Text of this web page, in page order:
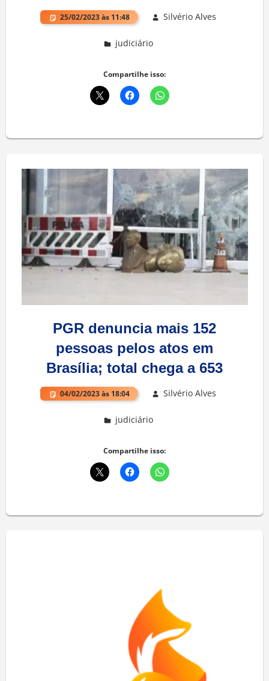
25/02/2023 às 11:48 Silvério Alves
judiciário
Compartilhe isso:
PGR denuncia mais 152
pessoas pelos atos em
Brasília; total chega a 653
04/02/2023 às 18:04 Silvério Alves
judiciário
Compartilhe isso: